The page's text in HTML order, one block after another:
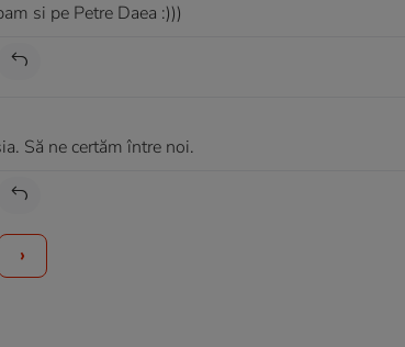
si pe Petre Daea :)))
Să ne certăm între noi.
›